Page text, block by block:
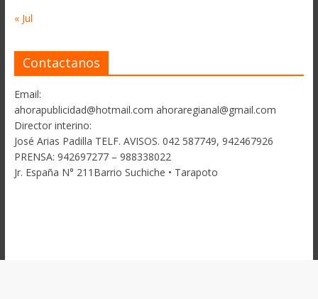
« Jul
Contactanos
Email:
ahorapublicidad@hotmail.com ahoraregianal@gmail.com
Director interino:
José Arias Padilla TELF. AVISOS. 042 587749, 942467926
PRENSA: 942697277 – 988338022
Jr. España N° 211Barrio Suchiche • Tarapoto